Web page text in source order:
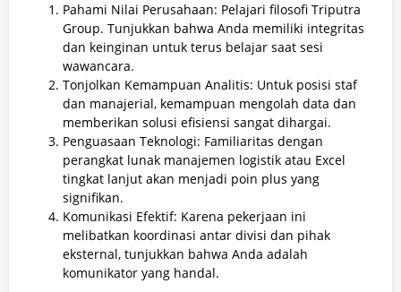
Pahami Nilai Perusahaan: Pelajari filosofi Triputra
Group. Tunjukkan bahwa Anda memiliki integritas
dan keinginan untuk terus belajar saat sesi
wawancara.
Tonjolkan Kemampuan Analitis: Untuk posisi staf
dan manajerial, kemampuan mengolah data dan
memberikan solusi efisiensi sangat dihargai.
Penguasaan Teknologi: Familiaritas dengan
perangkat lunak manajemen logistik atau Excel
tingkat lanjut akan menjadi poin plus yang
signifikan.
Komunikasi Efektif: Karena pekerjaan ini
melibatkan koordinasi antar divisi dan pihak
eksternal, tunjukkan bahwa Anda adalah
komunikator yang handal.